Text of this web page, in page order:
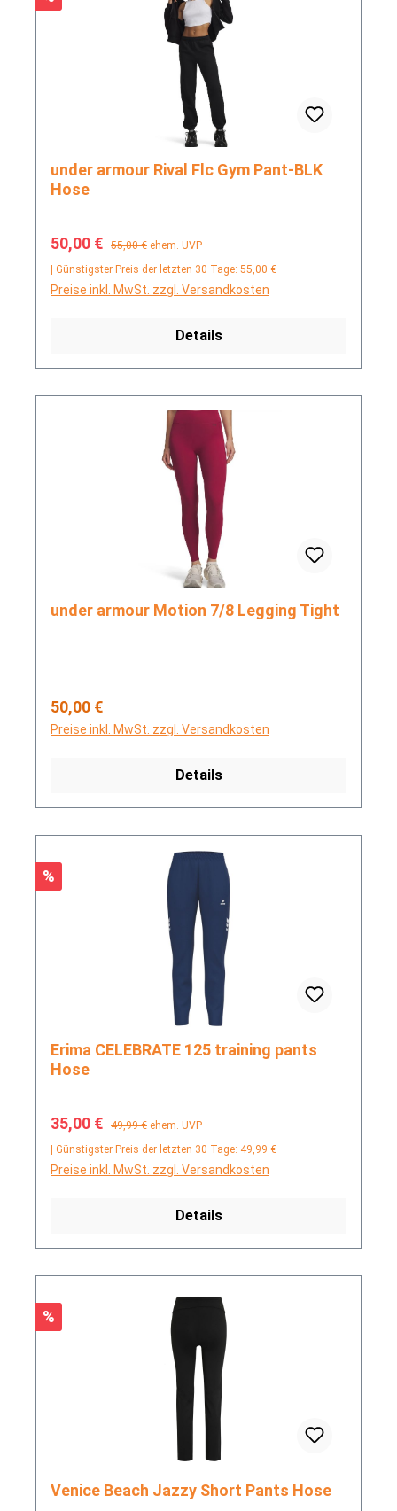
under armour Rival Flc Gym Pant-BLK
Hose
Verkaufspreis:
50,00 € Regulärer Preis:
55,00 € ehem. UVP
| Günstigster Preis der letzten 30 Tage: 55,00 €
Preise inkl. MwSt. zzgl. Versandkosten
Details
under armour Motion 7/8 Legging Tight
Regulärer Preis:
50,00 €
Preise inkl. MwSt. zzgl. Versandkosten
Details
Rabatt
%
Erima CELEBRATE 125 training pants
Hose
Verkaufspreis:
35,00 € Regulärer Preis:
49,99 € ehem. UVP
| Günstigster Preis der letzten 30 Tage: 49,99 €
Preise inkl. MwSt. zzgl. Versandkosten
Details
Rabatt
%
Venice Beach Jazzy Short Pants Hose